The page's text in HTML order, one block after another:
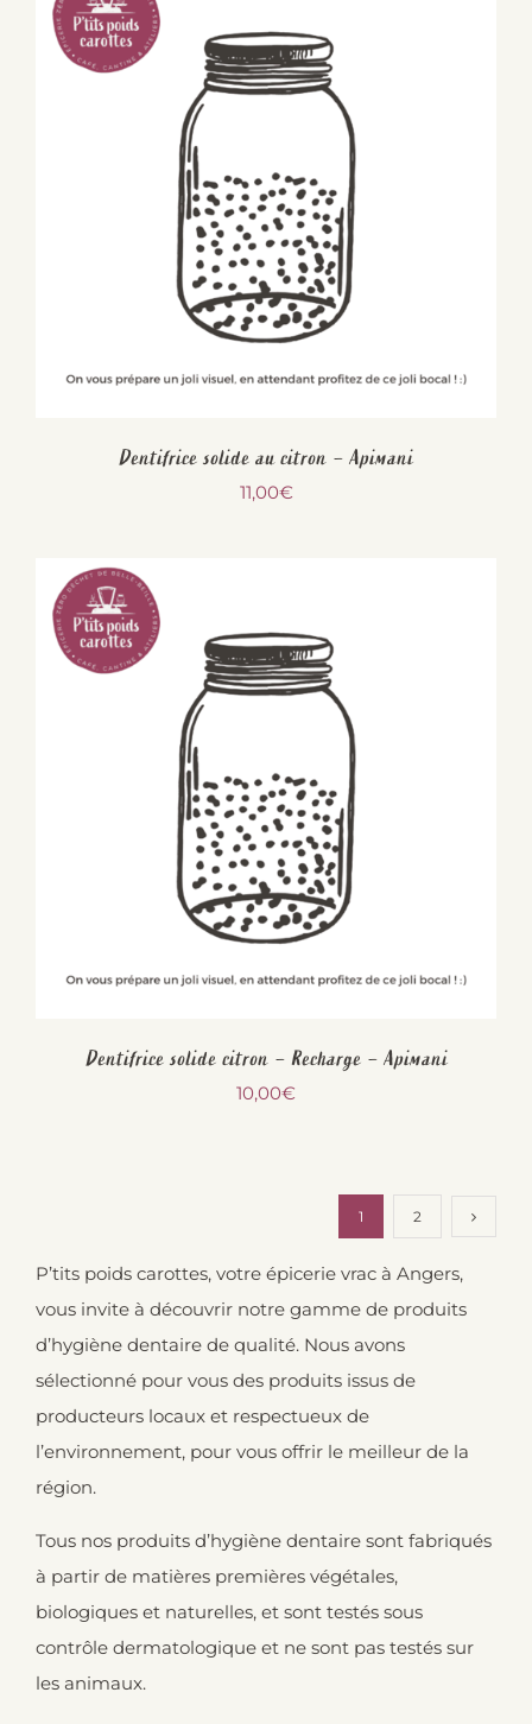
Dentifrice solide au citron – Apimani
11,00€
Dentifrice solide citron – Recharge – Apimani
10,00€
1 2
P’tits poids carottes, votre épicerie vrac à Angers,
vous invite à découvrir notre gamme de produits
d’hygiène dentaire de qualité. Nous avons
sélectionné pour vous des produits issus de
producteurs locaux et respectueux de
l’environnement, pour vous offrir le meilleur de la
région.
Tous nos produits d’hygiène dentaire sont fabriqués
à partir de matières premières végétales,
biologiques et naturelles, et sont testés sous
contrôle dermatologique et ne sont pas testés sur
les animaux.